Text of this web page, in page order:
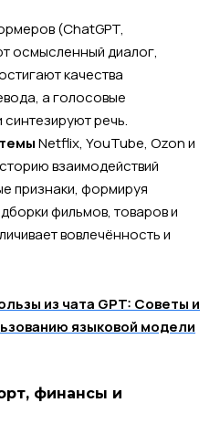
(ChatGPT,
осмысленный диалог,
качества
а голосовые
речь.
Netflix, YouTube, Ozon и
взаимодействий
признаки, формируя
фильмов, товаров и
вовлечённость и
из чата GPT: Советы и
языковой модели
финансы и